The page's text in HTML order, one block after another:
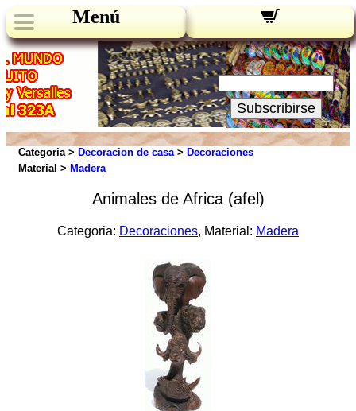
Menú
Novedades:
Su Email:
Subscribirse
Categoria > Decoracion de casa> Decoraciones
Material > Madera
Animales de Africa (afel)
Categoria: Decoraciones, Material: Madera